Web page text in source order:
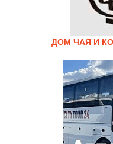
ДОМ ЧАЯ И